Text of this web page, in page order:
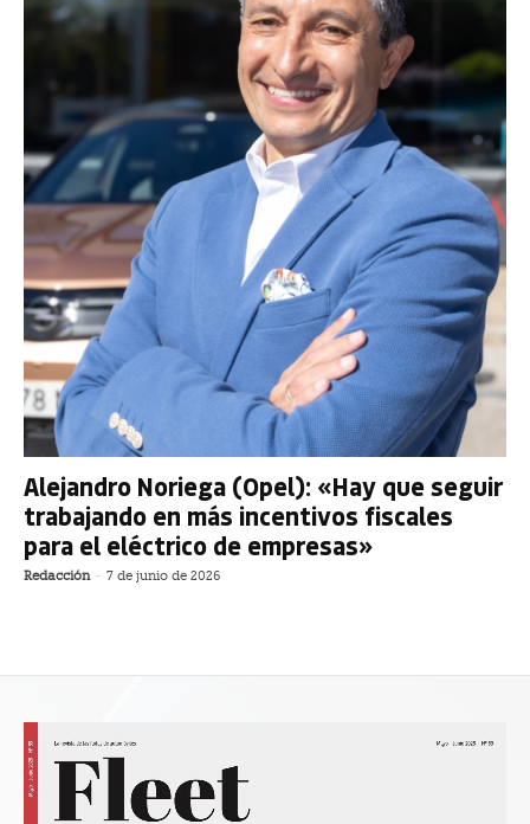
Alejandro Noriega (Opel): «Hay que seguir
trabajando en más incentivos fiscales
para el eléctrico de empresas»
Redacción - 7 de junio de 2026